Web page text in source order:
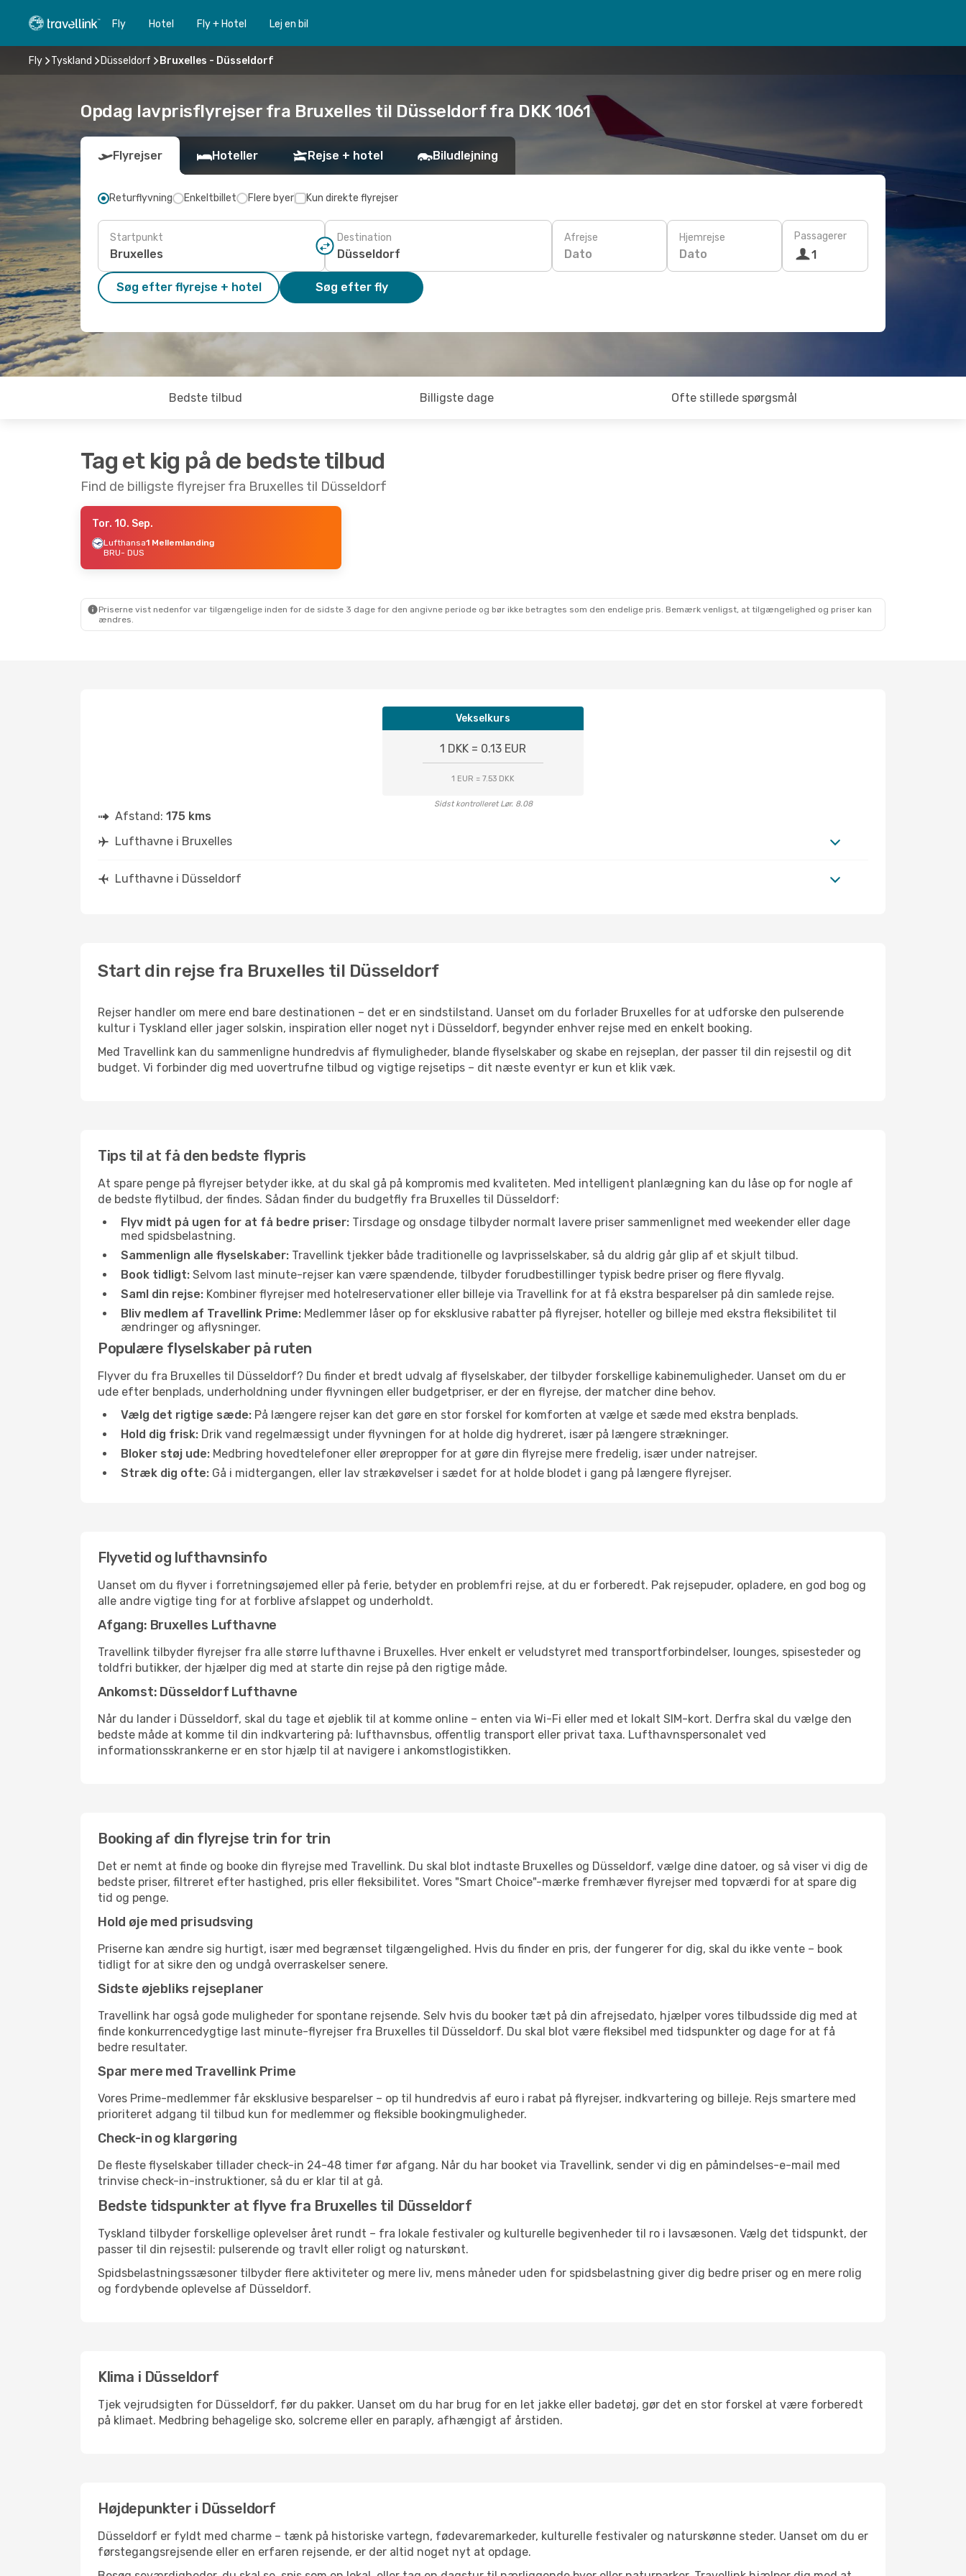
Fly Hotel Fly + Hotel Lej en bil
Fly Tyskland Düsseldorf Bruxelles - Düsseldorf
Opdag lavprisflyrejser fra Bruxelles til Düsseldorf fra DKK 1061
Flyrejser Hoteller Rejse + hotel Biludlejning
Returflyvning Enkeltbillet Flere byer Kun direkte flyrejser
Startpunkt Destination Afrejse
Dato
Hjemrejse
Dato
Passagerer
1
Søg efter flyrejse + hotel Søg efter fly
Bedste tilbud Billigste dage Ofte stillede spørgsmål
Tag et kig på de bedste tilbud
Find de billigste flyrejser fra Bruxelles til Düsseldorf
Tor. 10. Sep.
Lufthansa1 Mellemlanding
BRU- DUS
Priserne vist nedenfor var tilgængelige inden for de sidste 3 dage for den angivne periode og bør ikke betragtes som den endelige pris. Bemærk venligst, at tilgængelighed og priser kan
ændres.
Vekselkurs
1 DKK = 0.13 EUR
1 EUR = 7.53 DKK
Sidst kontrolleret Lør. 8.08
Afstand: 175 kms
Lufthavne i Bruxelles
Lufthavne i Düsseldorf
Start din rejse fra Bruxelles til Düsseldorf
Rejser handler om mere end bare destinationen – det er en sindstilstand. Uanset om du forlader Bruxelles for at udforske den pulserende
kultur i Tyskland eller jager solskin, inspiration eller noget nyt i Düsseldorf, begynder enhver rejse med en enkelt booking.
Med Travellink kan du sammenligne hundredvis af flymuligheder, blande flyselskaber og skabe en rejseplan, der passer til din rejsestil og dit
budget. Vi forbinder dig med uovertrufne tilbud og vigtige rejsetips – dit næste eventyr er kun et klik væk.
Tips til at få den bedste flypris
At spare penge på flyrejser betyder ikke, at du skal gå på kompromis med kvaliteten. Med intelligent planlægning kan du låse op for nogle af
de bedste flytilbud, der findes. Sådan finder du budgetfly fra Bruxelles til Düsseldorf:
Flyv midt på ugen for at få bedre priser: Tirsdage og onsdage tilbyder normalt lavere priser sammenlignet med weekender eller dage
med spidsbelastning.
Sammenlign alle flyselskaber: Travellink tjekker både traditionelle og lavprisselskaber, så du aldrig går glip af et skjult tilbud.
Book tidligt: Selvom last minute-rejser kan være spændende, tilbyder forudbestillinger typisk bedre priser og flere flyvalg.
Saml din rejse: Kombiner flyrejser med hotelreservationer eller billeje via Travellink for at få ekstra besparelser på din samlede rejse.
Bliv medlem af Travellink Prime: Medlemmer låser op for eksklusive rabatter på flyrejser, hoteller og billeje med ekstra fleksibilitet til
ændringer og aflysninger.
Populære flyselskaber på ruten
Flyver du fra Bruxelles til Düsseldorf? Du finder et bredt udvalg af flyselskaber, der tilbyder forskellige kabinemuligheder. Uanset om du er
ude efter benplads, underholdning under flyvningen eller budgetpriser, er der en flyrejse, der matcher dine behov.
Vælg det rigtige sæde: På længere rejser kan det gøre en stor forskel for komforten at vælge et sæde med ekstra benplads.
Hold dig frisk: Drik vand regelmæssigt under flyvningen for at holde dig hydreret, især på længere strækninger.
Bloker støj ude: Medbring hovedtelefoner eller ørepropper for at gøre din flyrejse mere fredelig, især under natrejser.
Stræk dig ofte: Gå i midtergangen, eller lav strækøvelser i sædet for at holde blodet i gang på længere flyrejser.
Flyvetid og lufthavnsinfo
Uanset om du flyver i forretningsøjemed eller på ferie, betyder en problemfri rejse, at du er forberedt. Pak rejsepuder, opladere, en god bog og
alle andre vigtige ting for at forblive afslappet og underholdt.
Afgang: Bruxelles Lufthavne
Travellink tilbyder flyrejser fra alle større lufthavne i Bruxelles. Hver enkelt er veludstyret med transportforbindelser, lounges, spisesteder og
toldfri butikker, der hjælper dig med at starte din rejse på den rigtige måde.
Ankomst: Düsseldorf Lufthavne
Når du lander i Düsseldorf, skal du tage et øjeblik til at komme online – enten via Wi-Fi eller med et lokalt SIM-kort. Derfra skal du vælge den
bedste måde at komme til din indkvartering på: lufthavnsbus, offentlig transport eller privat taxa. Lufthavnspersonalet ved
informationsskrankerne er en stor hjælp til at navigere i ankomstlogistikken.
Booking af din flyrejse trin for trin
Det er nemt at finde og booke din flyrejse med Travellink. Du skal blot indtaste Bruxelles og Düsseldorf, vælge dine datoer, og så viser vi dig de
bedste priser, filtreret efter hastighed, pris eller fleksibilitet. Vores "Smart Choice"-mærke fremhæver flyrejser med topværdi for at spare dig
tid og penge.
Hold øje med prisudsving
Priserne kan ændre sig hurtigt, især med begrænset tilgængelighed. Hvis du finder en pris, der fungerer for dig, skal du ikke vente – book
tidligt for at sikre den og undgå overraskelser senere.
Sidste øjebliks rejseplaner
Travellink har også gode muligheder for spontane rejsende. Selv hvis du booker tæt på din afrejsedato, hjælper vores tilbudsside dig med at
finde konkurrencedygtige last minute-flyrejser fra Bruxelles til Düsseldorf. Du skal blot være fleksibel med tidspunkter og dage for at få
bedre resultater.
Spar mere med Travellink Prime
Vores Prime-medlemmer får eksklusive besparelser – op til hundredvis af euro i rabat på flyrejser, indkvartering og billeje. Rejs smartere med
prioriteret adgang til tilbud kun for medlemmer og fleksible bookingmuligheder.
Check-in og klargøring
De fleste flyselskaber tillader check-in 24-48 timer før afgang. Når du har booket via Travellink, sender vi dig en påmindelses-e-mail med
trinvise check-in-instruktioner, så du er klar til at gå.
Bedste tidspunkter at flyve fra Bruxelles til Düsseldorf
Tyskland tilbyder forskellige oplevelser året rundt – fra lokale festivaler og kulturelle begivenheder til ro i lavsæsonen. Vælg det tidspunkt, der
passer til din rejsestil: pulserende og travlt eller roligt og naturskønt.
Spidsbelastningssæsoner tilbyder flere aktiviteter og mere liv, mens måneder uden for spidsbelastning giver dig bedre priser og en mere rolig
og fordybende oplevelse af Düsseldorf.
Klima i Düsseldorf
Tjek vejrudsigten for Düsseldorf, før du pakker. Uanset om du har brug for en let jakke eller badetøj, gør det en stor forskel at være forberedt
på klimaet. Medbring behagelige sko, solcreme eller en paraply, afhængigt af årstiden.
Højdepunkter i Düsseldorf
Düsseldorf er fyldt med charme – tænk på historiske vartegn, fødevaremarkeder, kulturelle festivaler og naturskønne steder. Uanset om du er
førstegangsrejsende eller en erfaren rejsende, er der altid noget nyt at opdage.